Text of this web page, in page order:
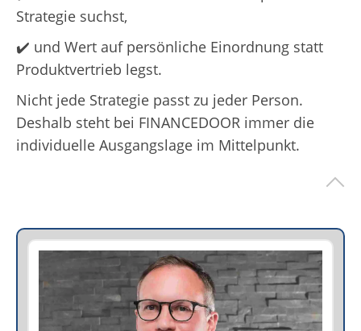
Strategie suchst,
✔️ und Wert auf persönliche Einordnung statt
Produktvertrieb legst.
Nicht jede Strategie passt zu jeder Person.
Deshalb steht bei FINANCEDOOR immer die
individuelle Ausgangslage im Mittelpunkt.